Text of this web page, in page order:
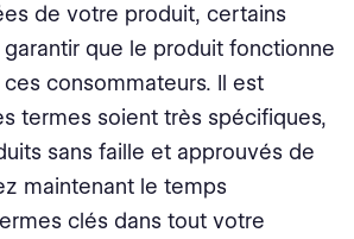
de votre produit, certains
que le produit fonctionne
consommateurs. Il est
termes soient très spécifiques,
sans faille et approuvés de
maintenant le temps
clés dans tout votre